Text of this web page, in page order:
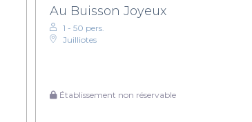
Au Buisson Joyeux
1 - 50 pers.
Juilliotes
Établissement non réservable